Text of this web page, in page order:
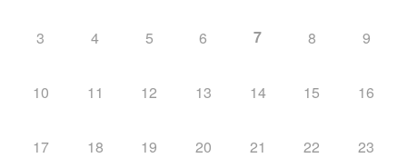
3 4 5 6 7 8 9
10 11 12 13 14 15 16
17 18 19 20 21 22 23